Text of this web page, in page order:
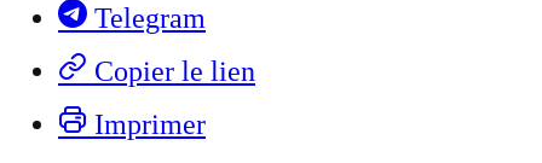
Telegram
Copier le lien
Imprimer